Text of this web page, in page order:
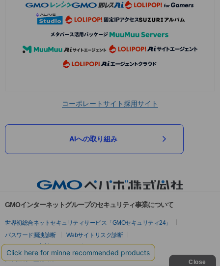
コーポレートサイト採用サイト
AIへの取り組み
GMOインターネットグループのセキュリティ事業について
世界初総合ネットセキュリティサービス「GMOセキュリティ24」
パスワード漏洩診断
Webサイトリスク診断
セキュリティ相談AIチャットボット
実在証明・盗聴対策